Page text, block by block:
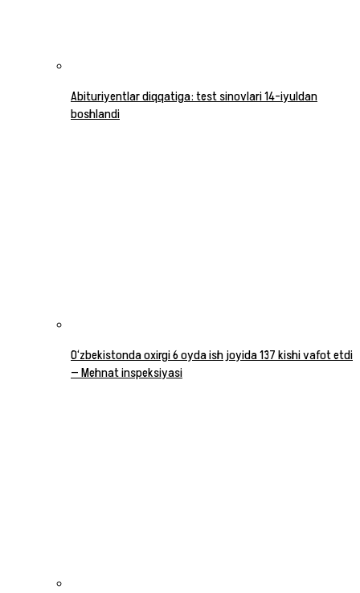
Abituriyentlar diqqatiga: test sinovlari 14-iyuldan
boshlandi
O‘zbekistonda oxirgi 6 oyda ish joyida 137 kishi vafot etdi
— Mehnat inspeksiyasi